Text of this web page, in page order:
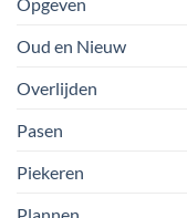
Opgeven
Oud en Nieuw
Overlijden
Pasen
Piekeren